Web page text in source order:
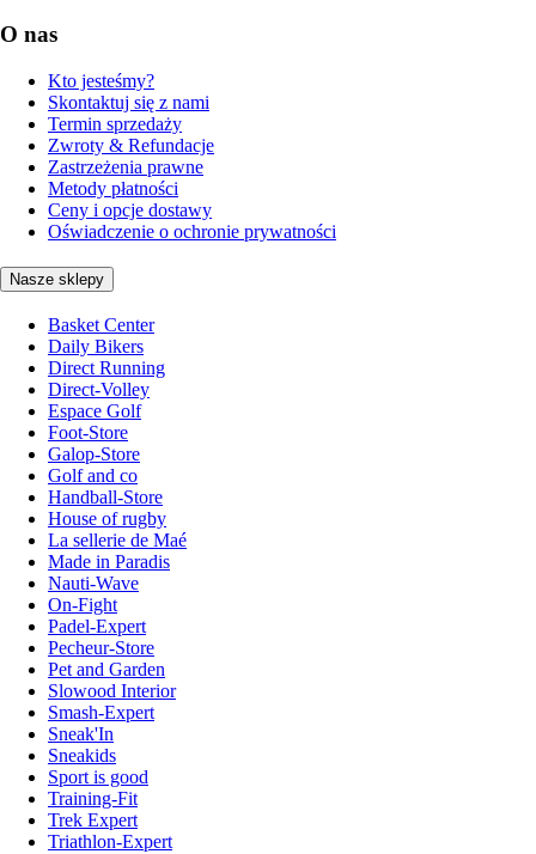
O nas
Kto jesteśmy?
Skontaktuj się z nami
Termin sprzedaży
Zwroty & Refundacje
Zastrzeżenia prawne
Metody płatności
Ceny i opcje dostawy
Oświadczenie o ochronie prywatności
Nasze sklepy
Basket Center
Daily Bikers
Direct Running
Direct-Volley
Espace Golf
Foot-Store
Galop-Store
Golf and co
Handball-Store
House of rugby
La sellerie de Maé
Made in Paradis
Nauti-Wave
On-Fight
Padel-Expert
Pecheur-Store
Pet and Garden
Slowood Interior
Smash-Expert
Sneak'In
Sneakids
Sport is good
Training-Fit
Trek Expert
Triathlon-Expert